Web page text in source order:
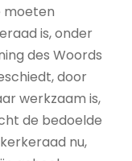
moeten
is, onder
des Woords
door
werkzaam is,
de bedoelde
nu,